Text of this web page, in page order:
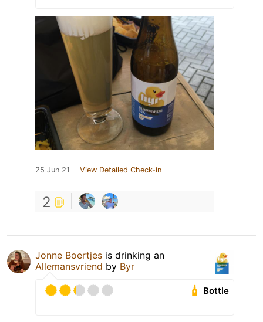
25 Jun 21 View Detailed Check-in
2
Jonne Boertjes is drinking an
Allemansvriend by Byr
Bottle